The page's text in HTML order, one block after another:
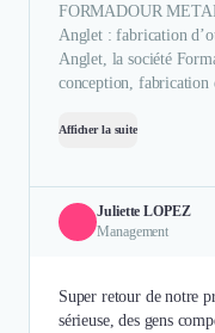
FORMADOUR
Anglet : fabrication
Anglet, la société
conception, fabrication
Afficher la suite
Juliette LOPEZ
Management
Super retour de notre
sérieuse, des gens